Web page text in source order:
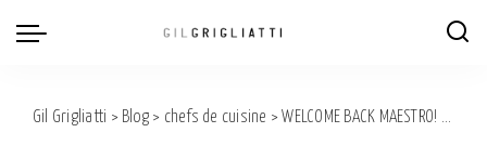
Gil Grigliatti > Blog > chefs de cuisine >WELCOME BACK MAESTRO! Paolo Lopriore. rest. Kitchen, Como.